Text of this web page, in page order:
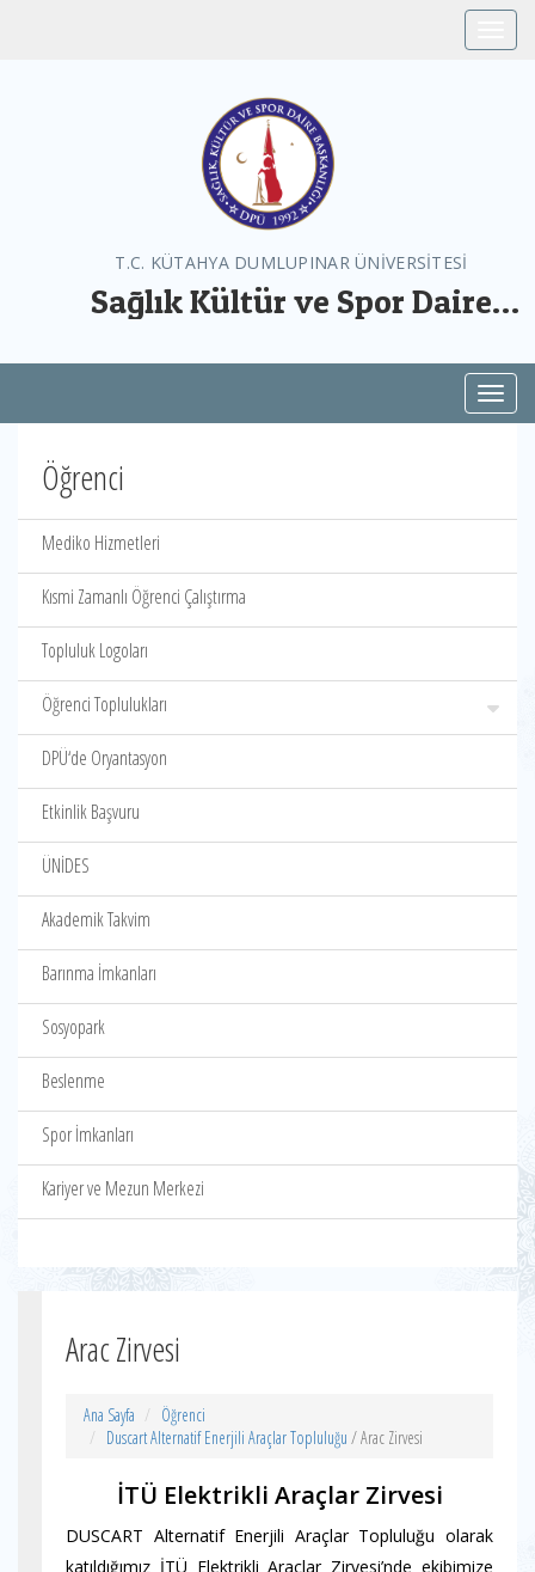
T.C. KÜTAHYA DUMLUPINAR ÜNİVERSİTESİ
Sağlık Kültür ve Spor Daire
Öğrenci
Mediko Hizmetleri
Kısmi Zamanlı Öğrenci Çalıştırma
Topluluk Logoları
Öğrenci Toplulukları
DPÜ‘de Oryantasyon
Etkinlik Başvuru
ÜNİDES
Akademik Takvim
Barınma İmkanları
Sosyopark
Beslenme
Spor İmkanları
Kariyer ve Mezun Merkezi
Arac Zirvesi
Ana Sayfa
Öğrenci
Duscart Alternatif Enerjili Araçlar Topluluğu / Arac Zirvesi
İTÜ Elektrikli Araçlar Zirvesi
DUSCART Alternatif Enerjili Araçlar Topluluğu olarak
katıldığımız İTÜ Elektrikli Araçlar Zirvesi’nde ekibimize